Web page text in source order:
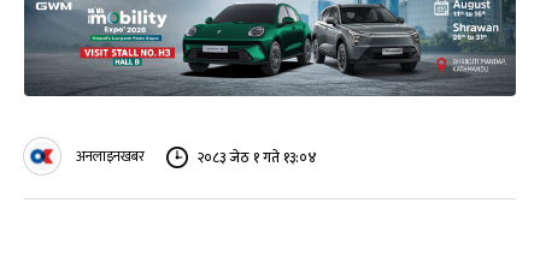
अनलाइनखबर २०८३ जेठ १ गते १३:०४